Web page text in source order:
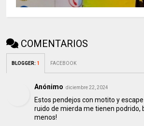
COMENTARIOS
BLOGGER: 1 FACEBOOK
Anónimo diciembre 22, 2024
Estos pendejos con motito y
ruido de mierda me tienen podrido,
menos!